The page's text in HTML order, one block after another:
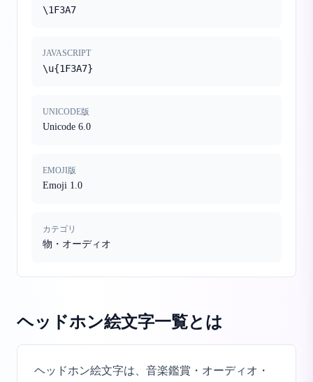
\1F3A7
JAVASCRIPT
\u{1F3A7}
UNICODE版
Unicode 6.0
EMOJI版
Emoji 1.0
カテゴリ
物・オーディオ
ヘッドホン絵文字一覧とは
ヘッドホン絵文字は、音楽鑑賞・オーディオ・